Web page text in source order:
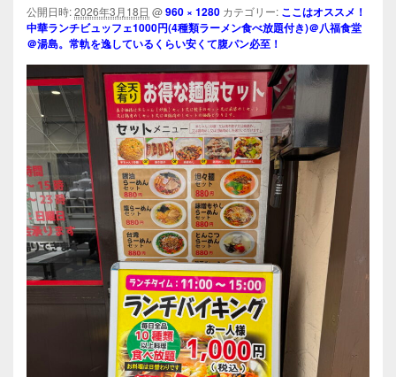
ビ
ゲ
シ
ョ
ン
公開日時:2026年3月18日 @960 × 1280 カテゴリー: ここはオススメ！
中華ランチビュッフェ1000円(4種類ラーメン食べ放題付き)＠八福食堂
＠湯島。常軌を逸しているくらい安くて腹パン必至！